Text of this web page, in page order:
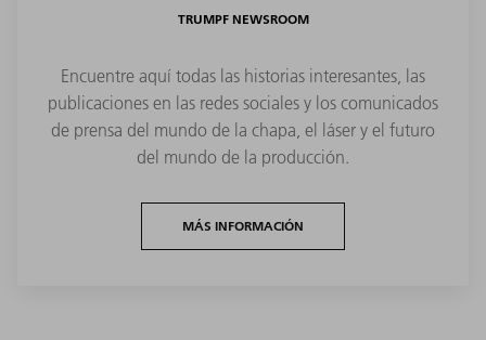
TRUMPF NEWSROOM
Encuentre aquí todas las historias interesantes, las
publicaciones en las redes sociales y los comunicados
de prensa del mundo de la chapa, el láser y el futuro
del mundo de la producción.
MÁS INFORMACIÓN